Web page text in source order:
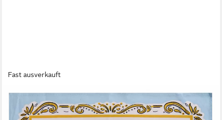
Fast ausverkauft
ULSTER WEAVERS
Geschirrtuch Cool Cats
11,95 €